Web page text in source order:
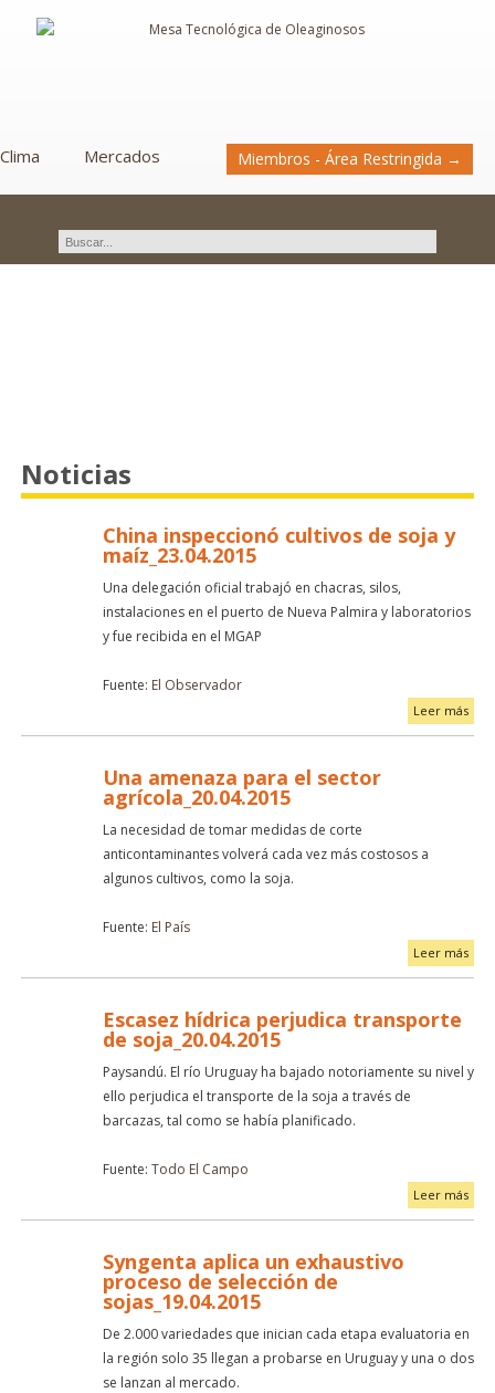
Clima Mercados Miembros - Área Restringida →
Noticias
China inspeccionó cultivos de soja y
maíz_23.04.2015
Una delegación oficial trabajó en chacras, silos,
instalaciones en el puerto de Nueva Palmira y laboratorios
y fue recibida en el MGAP
Fuente: El Observador
Leer más
Una amenaza para el sector
agrícola_20.04.2015
La necesidad de tomar medidas de corte
anticontaminantes volverá cada vez más costosos a
algunos cultivos, como la soja.
Fuente: El País
Leer más
Escasez hídrica perjudica transporte
de soja_20.04.2015
Paysandú. El río Uruguay ha bajado notoriamente su nivel y
ello perjudica el transporte de la soja a través de
barcazas, tal como se había planificado.
Fuente: Todo El Campo
Leer más
Syngenta aplica un exhaustivo
proceso de selección de
sojas_19.04.2015
De 2.000 variedades que inician cada etapa evaluatoria en
la región solo 35 llegan a probarse en Uruguay y una o dos
se lanzan al mercado.